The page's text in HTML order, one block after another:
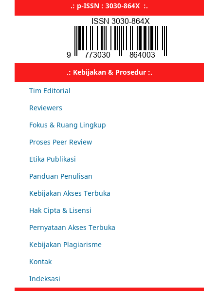
.: p-ISSN : 3030-864X :.
.: Kebijakan & Prosedur :.
Tim Editorial
Reviewers
Fokus & Ruang Lingkup
Proses Peer Review
Etika Publikasi
Panduan Penulisan
Kebijakan Akses Terbuka
Hak Cipta & Lisensi
Pernyataan Akses Terbuka
Kebijakan Plagiarisme
Kontak
Indeksasi